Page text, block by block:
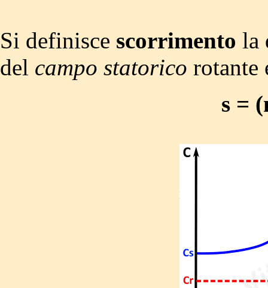
Si definisce scorrimento la
del campo statorico rotante
s =